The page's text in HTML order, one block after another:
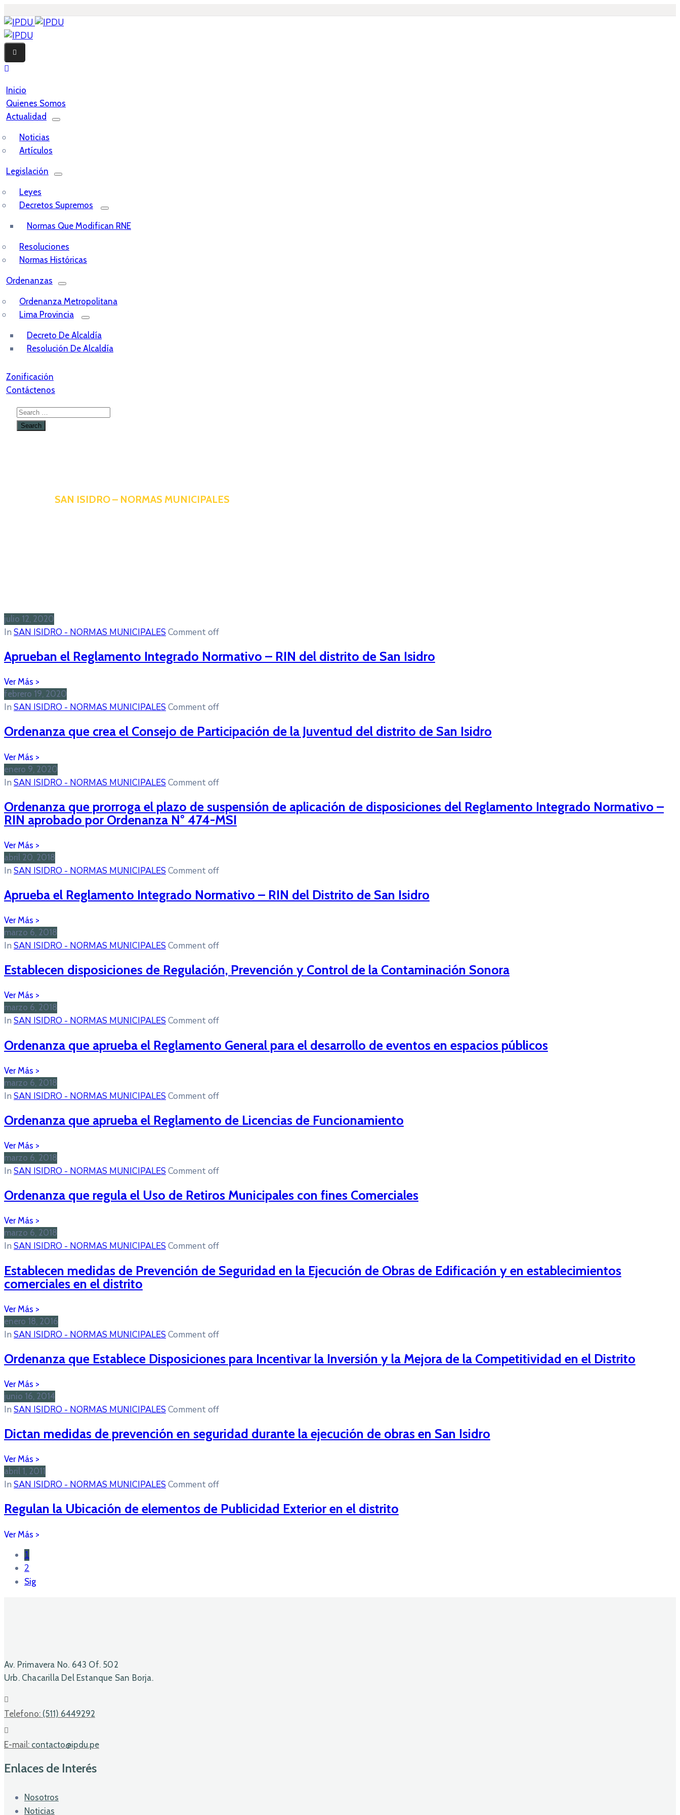
Inicio
Quienes Somos
Actualidad
Noticias
Artículos
Legislación
Leyes
Decretos Supremos
Normas Que Modifican RNE
Resoluciones
Normas Históricas
Ordenanzas
Ordenanza Metropolitana
Lima Provincia
Decreto De Alcaldía
Resolución De Alcaldía
Zonificación
Contáctenos
SAN ISIDRO – NORMAS MUNICIPALES
julio 12, 2020
In SAN ISIDRO - NORMAS MUNICIPALES Comment off
Aprueban el Reglamento Integrado Normativo – RIN del distrito de San Isidro
febrero 19, 2020
In SAN ISIDRO - NORMAS MUNICIPALES Comment off
Ordenanza que crea el Consejo de Participación de la Juventud del distrito de San Isidro
enero 9, 2020
In SAN ISIDRO - NORMAS MUNICIPALES Comment off
Ordenanza que prorroga el plazo de suspensión de aplicación de disposiciones del Reglamento Integrado Normativo –
RIN aprobado por Ordenanza N° 474-MSI
abril 20, 2018
In SAN ISIDRO - NORMAS MUNICIPALES Comment off
Aprueba el Reglamento Integrado Normativo – RIN del Distrito de San Isidro
marzo 6, 2018
In SAN ISIDRO - NORMAS MUNICIPALES Comment off
Establecen disposiciones de Regulación, Prevención y Control de la Contaminación Sonora
marzo 6, 2018
In SAN ISIDRO - NORMAS MUNICIPALES Comment off
Ordenanza que aprueba el Reglamento General para el desarrollo de eventos en espacios públicos
marzo 6, 2018
In SAN ISIDRO - NORMAS MUNICIPALES Comment off
Ordenanza que aprueba el Reglamento de Licencias de Funcionamiento
marzo 6, 2018
In SAN ISIDRO - NORMAS MUNICIPALES Comment off
Ordenanza que regula el Uso de Retiros Municipales con fines Comerciales
marzo 6, 2018
In SAN ISIDRO - NORMAS MUNICIPALES Comment off
Establecen medidas de Prevención de Seguridad en la Ejecución de Obras de Edificación y en establecimientos
comerciales en el distrito
enero 18, 2016
In SAN ISIDRO - NORMAS MUNICIPALES Comment off
Ordenanza que Establece Disposiciones para Incentivar la Inversión y la Mejora de la Competitividad en el Distrito
junio 16, 2014
In SAN ISIDRO - NORMAS MUNICIPALES Comment off
Dictan medidas de prevención en seguridad durante la ejecución de obras en San Isidro
abril 1, 2011
In SAN ISIDRO - NORMAS MUNICIPALES Comment off
Regulan la Ubicación de elementos de Publicidad Exterior en el distrito
1
2
Sig
Av. Primavera No. 643 Of. 502
Urb. Chacarilla Del Estanque San Borja.
Telefono: (511) 6449292
E-mail: contacto@ipdu.pe
Enlaces de Interés
Nosotros
Noticias